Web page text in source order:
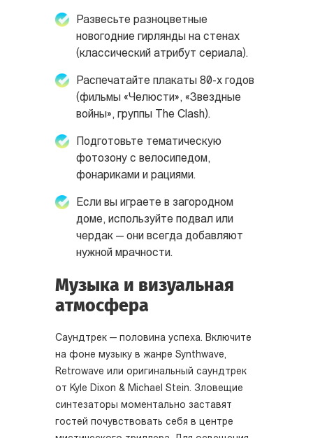
Развесьте разноцветные
новогодние гирлянды на стенах
(классический атрибут сериала).
Распечатайте плакаты 80-х годов
(фильмы «Челюсти», «Звездные
войны», группы The Clash).
Подготовьте тематическую
фотозону с велосипедом,
фонариками и рациями.
Если вы играете в загородном
доме, используйте подвал или
чердак — они всегда добавляют
нужной мрачности.
Музыка и визуальная
атмосфера
Саундтрек — половина успеха. Включите
на фоне музыку в жанре Synthwave,
Retrowave или оригинальный саундтрек
от Kyle Dixon & Michael Stein. Зловещие
синтезаторы моментально заставят
гостей почувствовать себя в центре